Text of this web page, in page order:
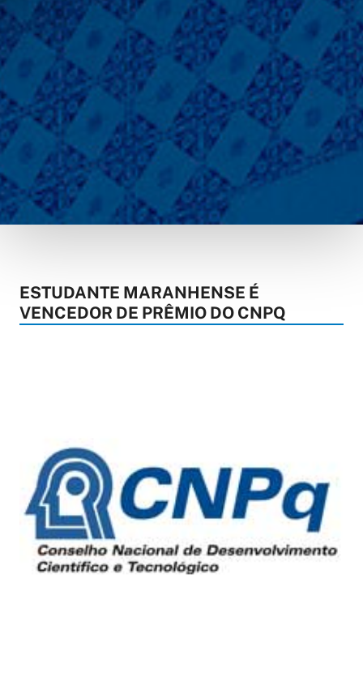
ESTUDANTE MARANHENSE É
VENCEDOR DE PRÊMIO DO CNPQ